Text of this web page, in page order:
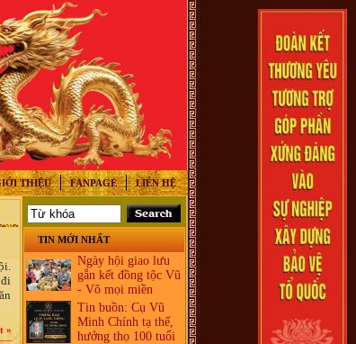
THIỆU FANPAGE LIÊN HỆ
đi
»
TIN MỚI NHẤT
Ngày hội giao lưu
gắn kết đồng tộc Vũ
- Võ mọi miền
Tin buồn: Cụ Vũ
Minh Chính tạ thế,
hưởng thọ 100 tuổi